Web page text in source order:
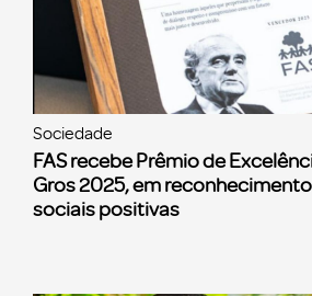
Sociedade
FAS recebe Prêmio de
Gros 2025, em
sociais positivas